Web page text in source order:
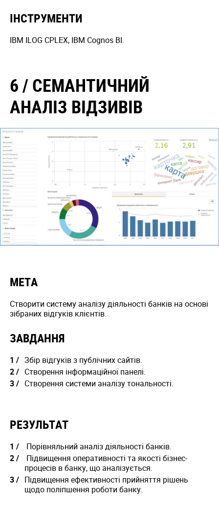
ІНСТРУМЕНТИ
IBM ILOG CPLEX, IBM Cognos BI.
6 / СЕМАНТИЧНИЙ
АНАЛІЗ ВІДЗИВІВ
МЕТА
Створити систему аналізу діяльності банків на основі
зібраних відгуків клієнтів.
ЗАВДАННЯ
Збір відгуків з публічних сайтів.
Створення інформаційної панелі.
Створення системи аналізу тональності.
РЕЗУЛЬТАТ
Порівняльний аналіз діяльності банків.
Підвищення оперативності та якості бізнес-
процесів в банку, що аналізується.
Підвищення ефективності прийняття рішень
щодо поліпшення роботи банку.